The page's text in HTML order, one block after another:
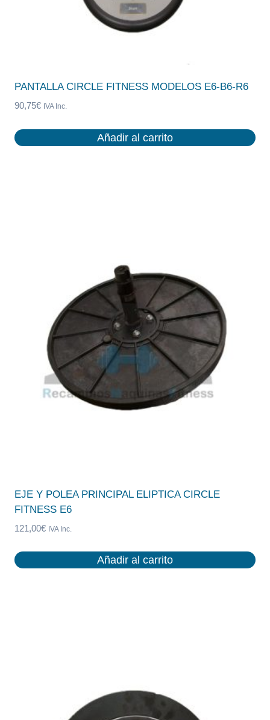
PANTALLA CIRCLE FITNESS MODELOS E6-B6-R6
90,75€ IVA Inc.
Añadir al carrito
EJE Y POLEA PRINCIPAL ELIPTICA CIRCLE
FITNESS E6
121,00€ IVA Inc.
Añadir al carrito